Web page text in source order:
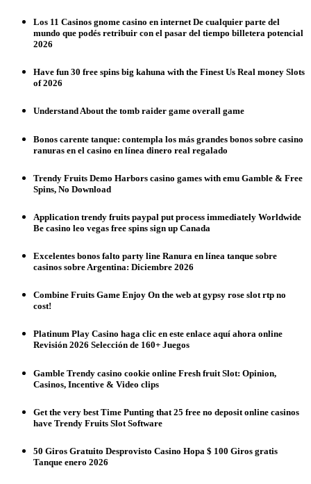
Los 11 Casinos gnome casino en internet De cualquier parte del
mundo que podés retribuir con el pasar del tiempo billetera potencial
2026
Have fun 30 free spins big kahuna with the Finest Us Real money Slots
of 2026
Understand About the tomb raider game overall game
Bonos carente tanque: contempla los más grandes bonos sobre casino
ranuras en el casino en línea dinero real regalado
Trendy Fruits Demo Harbors casino games with emu Gamble & Free
Spins, No Download
Application trendy fruits paypal put process immediately Worldwide
Be casino leo vegas free spins sign up Canada
Excelentes bonos falto party line Ranura en línea tanque sobre
casinos sobre Argentina: Diciembre 2026
Combine Fruits Game Enjoy On the web at gypsy rose slot rtp no
cost!
Platinum Play Casino haga clic en este enlace aquí ahora online
Revisión 2026 Selección de 160+ Juegos
Gamble Trendy casino cookie online Fresh fruit Slot: Opinion,
Casinos, Incentive & Video clips
Get the very best Time Punting that 25 free no deposit online casinos
have Trendy Fruits Slot Software
50 Giros Gratuito Desprovisto Casino Hopa $ 100 Giros gratis
Tanque enero 2026